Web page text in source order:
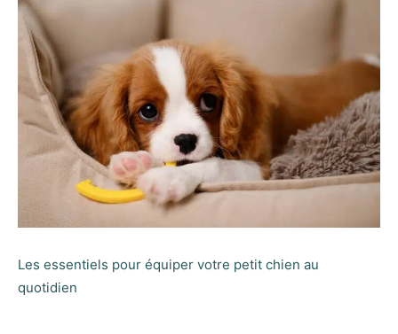
Les essentiels pour équiper votre petit chien au
quotidien